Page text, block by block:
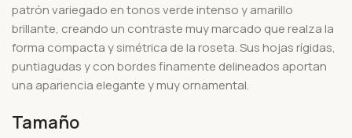
patrón variegado en tonos verde intenso y amarillo
brillante, creando un contraste muy marcado que realza la
forma compacta y simétrica de la roseta. Sus hojas rígidas,
puntiagudas y con bordes finamente delineados aportan
una apariencia elegante y muy ornamental.
Tamaño